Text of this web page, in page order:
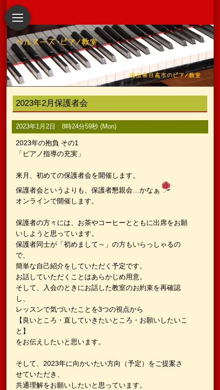
2023年2月保護者会
2023年1月2日 8時24分59秒 (Mon)
2023年の抱負 その1
「ピアノ指導の充実」
来月、初めての保護者会を開催します。
保護者会というよりも、保護者懇親会…かなぁ
オンラインで開催します。
保護者の方々には、お茶やコーヒーとともに出席をお願
いしようと思っています。
保護者同士が「初めまして～」の方もいらっしゃるの
で、
簡単な自己紹介をしていただく予定です。
お話していただくことはあらかじめ用意。
そして、入会のときにお話した教室のお約束を再確認
し、
レッスンで気づいたことを3つの視点から
【良いところ・直していきたいところ・お願いしたいこ
と】
をお伝えしたいと思います。
そして、2023年に向かいたい方向（予定）をご提案さ
せていただき、
共通理解をお願いしたいと思っています。